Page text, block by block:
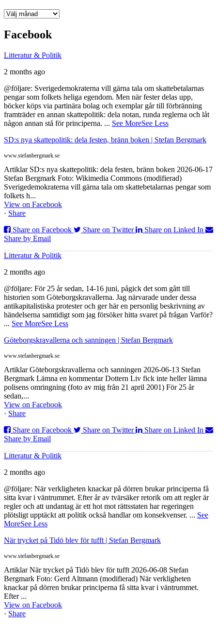
Arkiv
Facebook
Litteratur & Politik
2 months ago
@följare: Sverigedemokraterna vill gärna tala om skattebetalarnas
pengar som folkets heliga egendom. Men när fester delas upp,
böcker köps via partinära bolag och exemplar går till förbränning
framträder en annan skattepolitik: dela notan, runda reglerna och låt
någon annan stå för principerna. ... See MoreSee Less
SD:s nya skattepolitik: dela festen, bränn boken | Stefan Bergmark
www.stefanbergmark.se
Artiklar SD:s nya skattepolitik: dela festen, bränn boken 2026-06-17
Stefan Bergmark Foto: Wikimedia Commons (modifierad)
Sverigedemokraterna vill gärna tala om skattebetalarnas pengar som
folkets h...
View on Facebook
· Share
Share on Facebook
Share on Twitter
Share on Linked In
Share by Email
Litteratur & Politik
2 months ago
@följare: För 25 år sedan, 14-16 juni, pågick det som gått till
historien som Göteborgskravallerna. Jag närvarade under dessa
antikapitalistiska protester och ger här en personlig beskrivning av
händelserna samtidigt som jag försöker hitta svaret på frågan Varför?
... See MoreSee Less
Göteborgskravallerna och sanningen | Stefan Bergmark
www.stefanbergmark.se
Artiklar Göteborgskravallerna och sanningen 2026-06-13 Stefan
Bergmark Lämna en kommentar Dottern Liv fick inte heller lämna
polisens omringning (foto av mig från 21 april 2001) För 25 år
sedan,...
View on Facebook
· Share
Share on Facebook
Share on Twitter
Share on Linked In
Share by Email
Litteratur & Politik
2 months ago
@följare: När verkligheten knackar på dörren brukar principerna få
sitta kvar i väntrummet. Efter år av tvärsäker retorik om att regler är
regler och att undantag är ett hot mot rättsstaten har regeringen
plötsligt upptäckt att politik också handlar om konsekvenser. ... See
MoreSee Less
När trycket på Tidö blev för tufft | Stefan Bergmark
www.stefanbergmark.se
Artiklar När trycket på Tidö blev för tufft 2026-06-08 Stefan
Bergmark Foto: Gerd Altmann (modifierad) När verkligheten
knackar på dörren brukar principerna få sitta kvar i väntrummet.
Efter ...
View on Facebook
· Share